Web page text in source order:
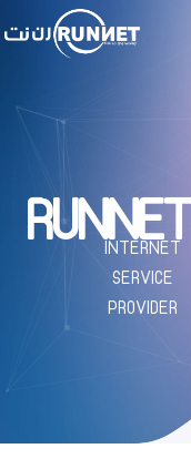
RUNNET
INTERNET
SERVICE
PROVIDER